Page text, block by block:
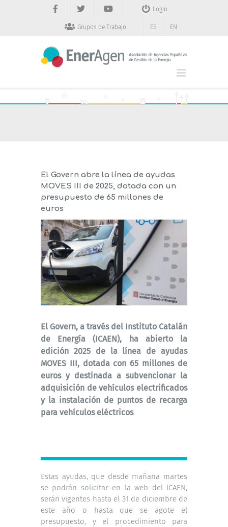
Login
Grupos de Trabajo ES EN
El Govern abre la línea de ayudas
MOVES III de 2025, dotada con un
presupuesto de 65 millones de
euros
El Govern, a través del Instituto Catalán
de Energía (ICAEN), ha abierto la
edición 2025 de la línea de ayudas
MOVES III, dotada con 65 millones de
euros y destinada a subvencionar la
adquisición de vehículos electrificados
y la instalación de puntos de recarga
para vehículos eléctricos
Estas ayudas, que desde mañana martes
se podrán solicitar en la web del ICAEN,
serán vigentes hasta el 31 de diciembre de
este año o hasta que se agote el
presupuesto, y el procedimiento para